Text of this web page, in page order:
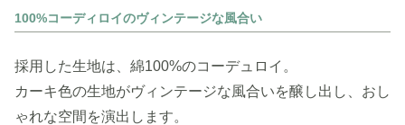
100%コーディロイのヴィンテージな風合い
採用した生地は、綿100%のコーデュロイ。
カーキ色の生地がヴィンテージな風合いを醸し出し、おし
ゃれな空間を演出します。